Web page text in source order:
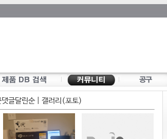
글달린순| 갤러리(포토)